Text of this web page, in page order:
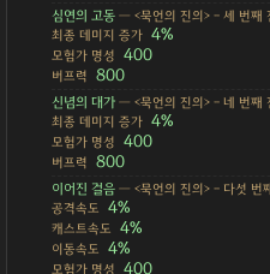
심연의 고동— <묵언의 진의> - 세 번째
최종 데미지 증가 4%
모험가 명성 400
버프력 800
신념의 대가— <묵언의 진의> - 네 번째
최종 데미지 증가 4%
모험가 명성 400
버프력 800
이어진 걸음— <묵언의 진의> - 다섯 번
공격속도
4%
캐스트속도 4%
이동속도 4%
모험가 명성 400